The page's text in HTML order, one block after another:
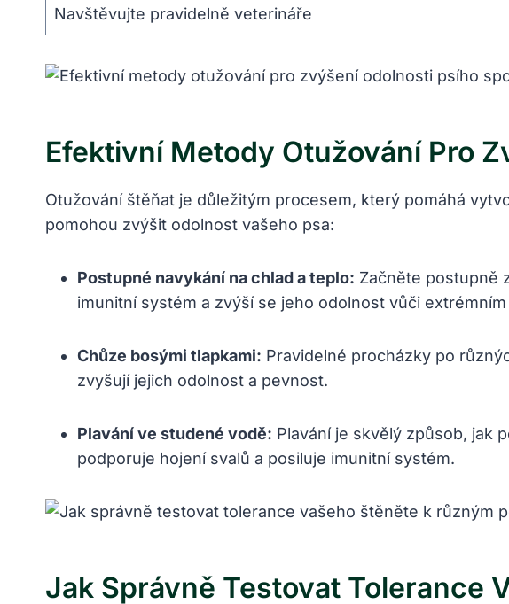
Navštěvujte pravidelně veterináře
Efektivní Metody Otužování Pro
Otužování štěňat je důležitým procesem, který pomáhá
pomohou zvýšit odolnost vašeho psa:
Postupné navykání na chlad a teplo: Začněte postupně
imunitní systém a zvýší se jeho odolnost vůči
Chůze bosými tlapkami: Pravidelné procházky po
zvyšují jejich odolnost a pevnost.
Plavání ve studené vodě: Plavání je skvělý způsob, jak
podporuje hojení svalů a posiluje imunitní systém.
Jak Správně Testovat Tolerance